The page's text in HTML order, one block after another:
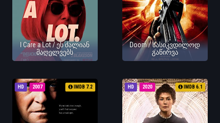
I Care a Lot / ეს ძალიან
მაღელვებს
Doom / სასიკვდილოდ
გაწირვა
HD 2007 IMDB 7.2 HD 2020 IMDB 6.1